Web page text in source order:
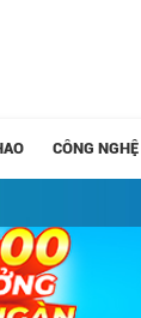
CÔNG NGHỆ